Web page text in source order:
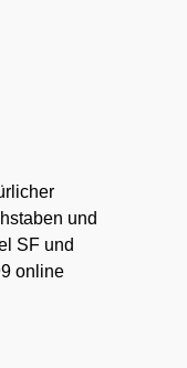
und
SF und
online